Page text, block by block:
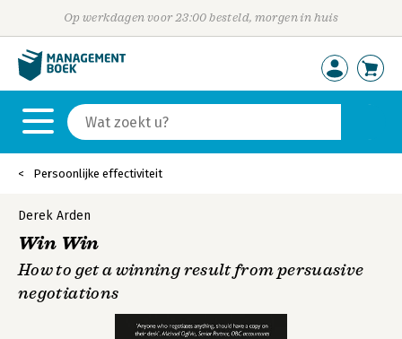
Op werkdagen voor 23:00 besteld, morgen in huis
Persoonlijke effectiviteit
Derek Arden
Win Win
How to get a winning result from persuasive
negotiations